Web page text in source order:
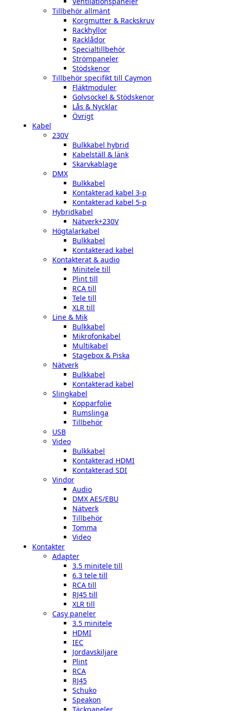
Tillbehör allmänt
Korgmutter & Rackskruv
Rackhyllor
Racklådor
Specialtillbehör
Strömpaneler
Stödskenor
Tillbehör specifikt till Caymon
Fläktmoduler
Golvsockel & Stödskenor
Lås & Nycklar
Övrigt
Kabel
230V
Bulkkabel hybrid
Kabelställ & länk
Skarvkablage
DMX
Bulkkabel
Kontakterad kabel 3-p
Kontakterad kabel 5-p
Hybridkabel
Nätverk+230V
Högtalarkabel
Bulkkabel
Kontakterad kabel
Kontakterat & audio
Minitele till
Plint till
RCA till
Tele till
XLR till
Line & Mik
Bulkkabel
Mikrofonkabel
Multikabel
Stagebox & Piska
Nätverk
Bulkkabel
Kontakterad kabel
Slingkabel
Kopparfolie
Rumslinga
Tillbehör
USB
Video
Bulkkabel
Kontakterad HDMI
Kontakterad SDI
Vindor
Audio
DMX AES/EBU
Nätverk
Tillbehör
Tomma
Video
Kontakter
Adapter
3.5 minitele till
6.3 tele till
RCA till
RJ45 till
XLR till
Casy paneler
3.5 minitele
HDMI
IEC
Jordavskiljare
Plint
RCA
RJ45
Schuko
Speakon